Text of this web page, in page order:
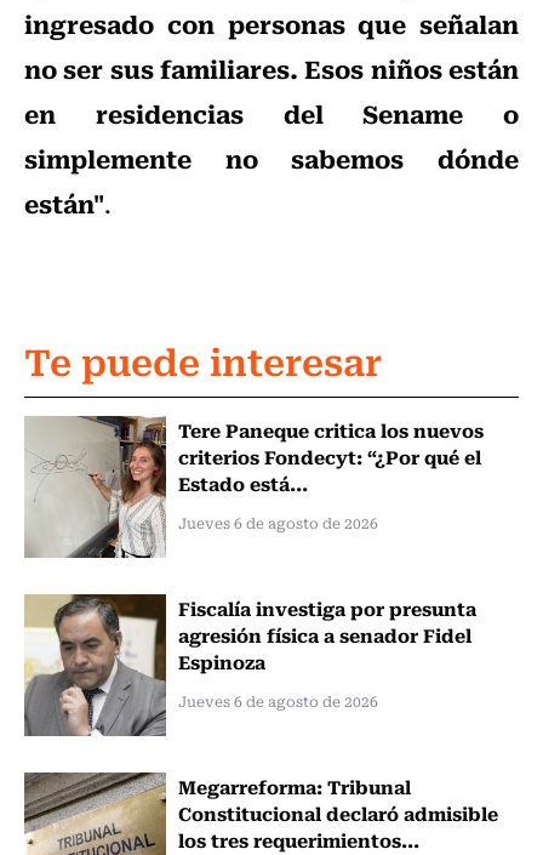
ingresado con personas que señalan
no ser sus familiares. Esos niños están
en residencias del Sename o
simplemente no sabemos dónde
están".
Te puede interesar
Tere Paneque critica los nuevos
criterios Fondecyt: “¿Por qué el
Estado está...
Jueves 6 de agosto de 2026
Fiscalía investiga por presunta
agresión física a senador Fidel
Espinoza
Jueves 6 de agosto de 2026
Megarreforma: Tribunal
Constitucional declaró admisible
los tres requerimientos...